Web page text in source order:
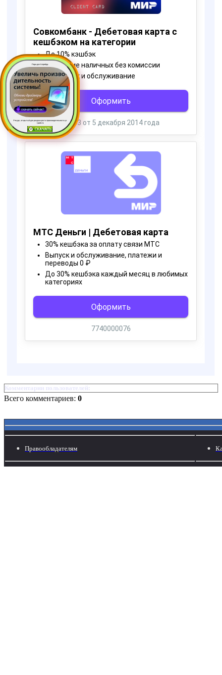
Пора для Апгрейда
Ресурс, открытый для раздачи роста производительности ус
тройств
Комментарии пользователей:
Всего комментариев: 0
Правообладателям